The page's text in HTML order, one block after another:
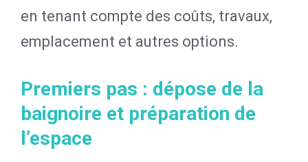
en tenant compte des coûts, travaux,
emplacement et autres options.
Premiers pas : dépose de la
baignoire et préparation de
l’espace